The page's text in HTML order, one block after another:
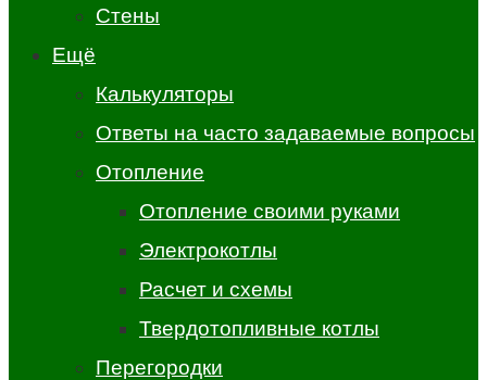
Стены
Ещё
Калькуляторы
Ответы на часто задаваемые вопросы
Отопление
Отопление своими руками
Электрокотлы
Расчет и схемы
Твердотопливные котлы
Перегородки